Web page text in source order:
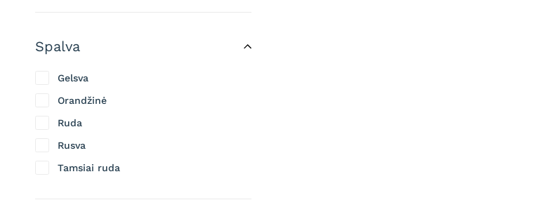
Spalva
Gelsva
Orandžinė
Ruda
Rusva
Tamsiai ruda